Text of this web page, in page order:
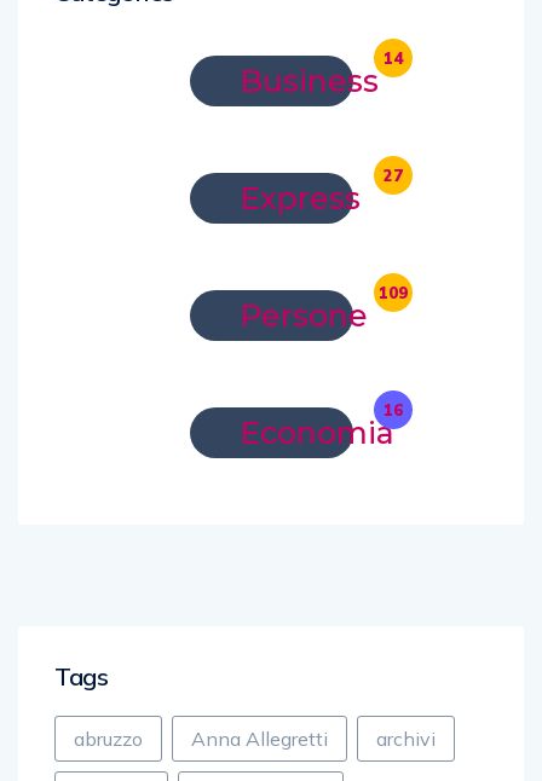
Business
14
Express
27
Persone
109
Economia
16
Tags
abruzzo Anna Allegretti archivi